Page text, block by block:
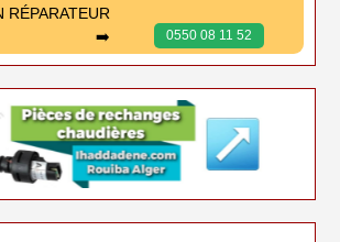
0550 08 11 52
RÉPARATEUR
➡️